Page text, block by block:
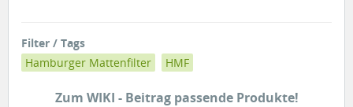
Filter / Tags
Hamburger Mattenfilter
HMF
Zum WIKI - Beitrag passende Produkte!